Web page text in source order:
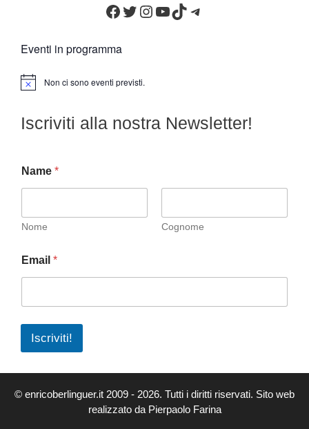
Facebook
Twitter
Instagram
YouTube
TikTokTelegram
Eventi in programma
N
c
Non ci sono eventi previsti.
Iscriviti alla nostra Newsletter!
Name *
Nome Cognome
Email *
Iscriviti!
© enricoberlinguer.it 2009 - 2026. Tutti i diritti riservati. Sito web
realizzato da Pierpaolo Farina